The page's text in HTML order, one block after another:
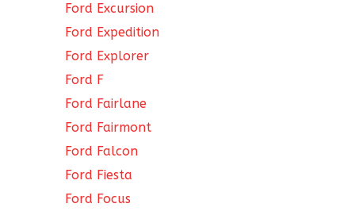
Ford Excursion
Ford Expedition
Ford Explorer
Ford F
Ford Fairlane
Ford Fairmont
Ford Falcon
Ford Fiesta
Ford Focus